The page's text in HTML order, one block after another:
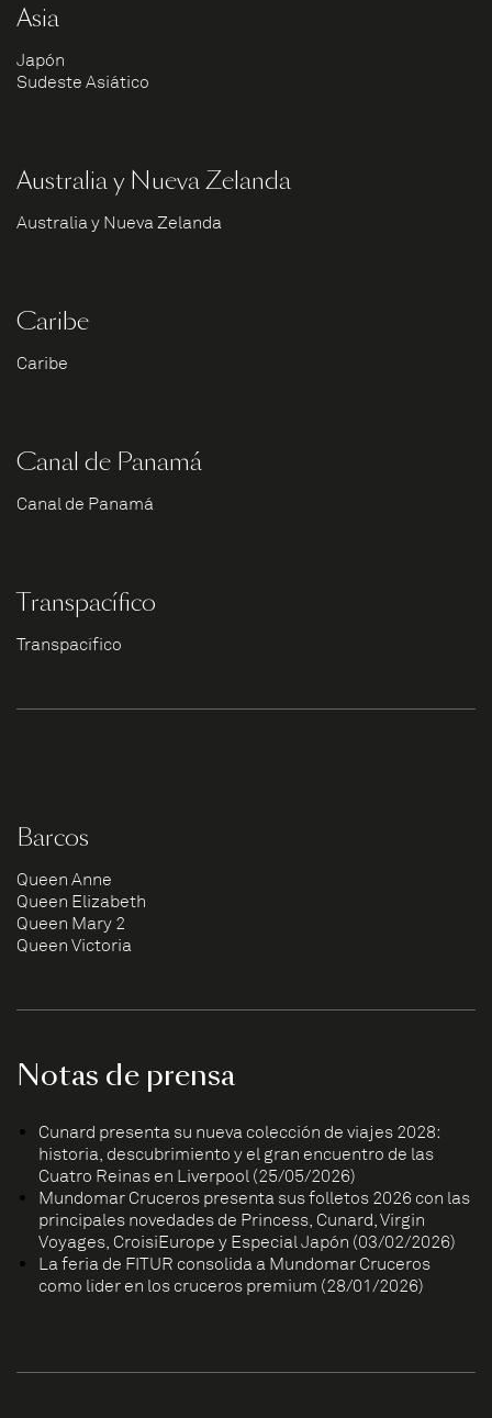
Asia
Japón
Sudeste Asiático
Australia y Nueva Zelanda
Australia y Nueva Zelanda
Caribe
Caribe
Canal de Panamá
Canal de Panamá
Transpacífico
Transpacífico
Barcos
Queen Anne
Queen Elizabeth
Queen Mary 2
Queen Victoria
Notas de prensa
Cunard presenta su nueva colección de viajes 2028:
historia, descubrimiento y el gran encuentro de las
Cuatro Reinas en Liverpool (25/05/2026)
Mundomar Cruceros presenta sus folletos 2026 con las
principales novedades de Princess, Cunard, Virgin
Voyages, CroisiEurope y Especial Japón (03/02/2026)
La feria de FITUR consolida a Mundomar Cruceros
como líder en los cruceros premium (28/01/2026)